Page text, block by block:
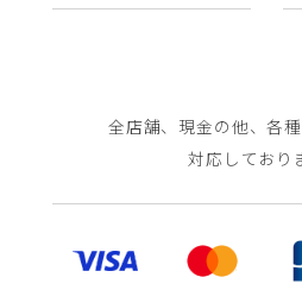
全店舗、現金の他、各
対応しており